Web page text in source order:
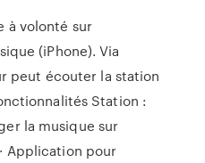
à volonté sur
(iPhone). Via
peut écouter la station
Station :
la musique sur
Application pour